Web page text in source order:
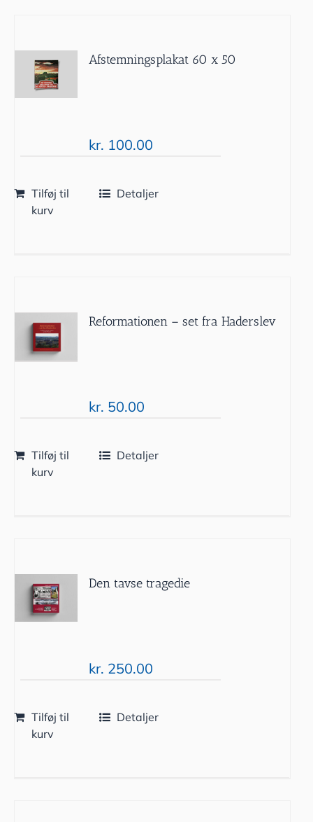
Afstemningsplakat 60 x 50
kr. 100.00
Tilføj til
kurv
Detaljer
Reformationen – set fra Haderslev
kr. 50.00
Tilføj til
kurv
Detaljer
Den tavse tragedie
kr. 250.00
Tilføj til
kurv
Detaljer